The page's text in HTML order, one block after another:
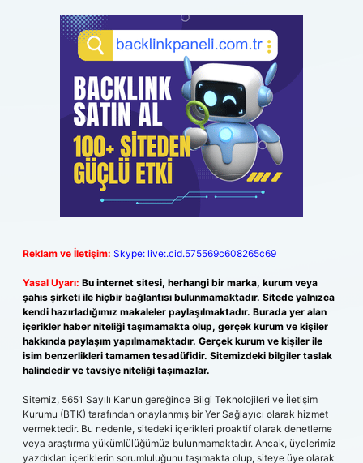
Reklam ve İletişim: Skype: live:.cid.575569c608265c69
Yasal Uyarı: Bu internet sitesi, herhangi bir marka, kurum veya
şahıs şirketi ile hiçbir bağlantısı bulunmamaktadır. Sitede yalnızca
kendi hazırladığımız makaleler paylaşılmaktadır. Burada yer alan
içerikler haber niteliği taşımamakta olup, gerçek kurum ve kişiler
hakkında paylaşım yapılmamaktadır. Gerçek kurum ve kişiler ile
isim benzerlikleri tamamen tesadüfidir. Sitemizdeki bilgiler taslak
halindedir ve tavsiye niteliği taşımazlar.
Sitemiz, 5651 Sayılı Kanun gereğince Bilgi Teknolojileri ve İletişim
Kurumu (BTK) tarafından onaylanmış bir Yer Sağlayıcı olarak hizmet
vermektedir. Bu nedenle, sitedeki içerikleri proaktif olarak denetleme
veya araştırma yükümlülüğümüz bulunmamaktadır. Ancak, üyelerimiz
yazdıkları içeriklerin sorumluluğunu taşımakta olup, siteye üye olarak